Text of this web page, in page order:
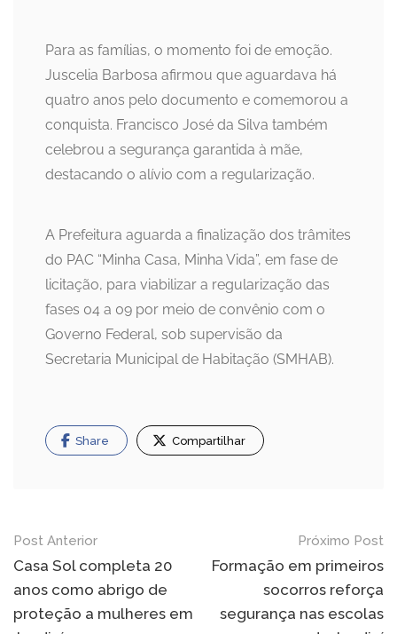
Para as famílias, o momento foi de emoção.
Juscelia Barbosa afirmou que aguardava há
quatro anos pelo documento e comemorou a
conquista. Francisco José da Silva também
celebrou a segurança garantida à mãe,
destacando o alívio com a regularização.
A Prefeitura aguarda a finalização dos trâmites
do PAC “Minha Casa, Minha Vida”, em fase de
licitação, para viabilizar a regularização das
fases 04 a 09 por meio de convênio com o
Governo Federal, sob supervisão da
Secretaria Municipal de Habitação (SMHAB).
Share Compartilhar
Navegação
de
Post
Post Anterior
Casa Sol completa 20
anos como abrigo de
proteção a mulheres em
Próximo Post
Formação em primeiros
socorros reforça
segurança nas escolas